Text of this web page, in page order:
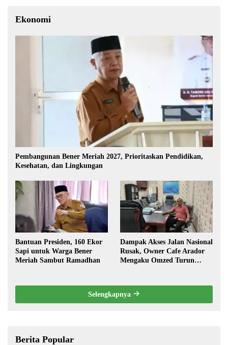
Ekonomi
Pembangunan Bener Meriah 2027, Prioritaskan Pendidikan,
Kesehatan, dan Lingkungan
Bantuan Presiden, 160 Ekor
Sapi untuk Warga Bener
Meriah Sambut Ramadhan
Dampak Akses Jalan Nasional
Rusak, Owner Cafe Arador
Mengaku Omzed Turun
Selengkapnya
Berita Popular